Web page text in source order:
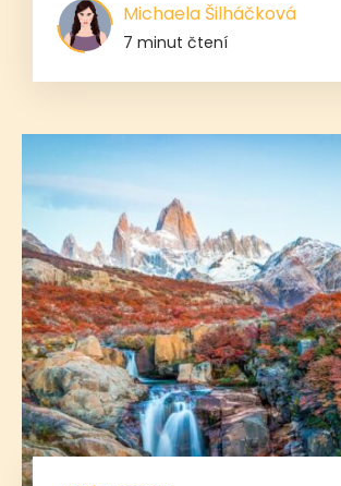
Michaela Šilháčková
7 minut čtení